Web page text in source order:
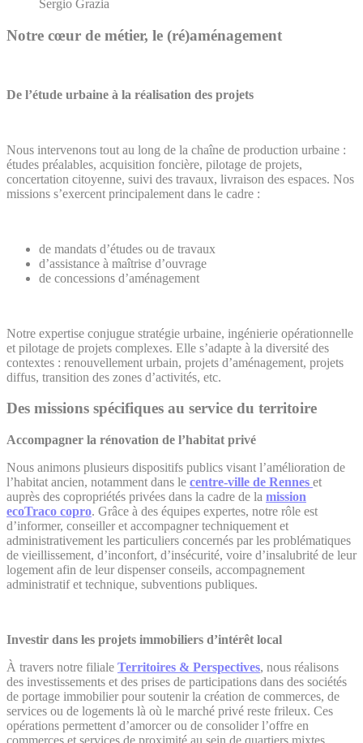
Sergio Grazia
Notre cœur de métier, le (ré)aménagement
De l’étude urbaine à la réalisation des projets
Nous intervenons tout au long de la chaîne de production urbaine :
études préalables, acquisition foncière, pilotage de projets,
concertation citoyenne, suivi des travaux, livraison des espaces. Nos
missions s’exercent principalement dans le cadre :
de mandats d’études ou de travaux
d’assistance à maîtrise d’ouvrage
de concessions d’aménagement
Notre expertise conjugue stratégie urbaine, ingénierie opérationnelle
et pilotage de projets complexes. Elle s’adapte à la diversité des
contextes : renouvellement urbain, projets d’aménagement, projets
diffus, transition des zones d’activités, etc.
Des missions spécifiques au service du territoire
Accompagner la rénovation de l’habitat privé
Nous animons plusieurs dispositifs publics visant l’amélioration de
l’habitat ancien, notamment dans le centre-ville de Rennes et
auprès des copropriétés privées dans la cadre de la mission
ecoTraco copro. Grâce à des équipes expertes, notre rôle est
d’informer, conseiller et accompagner techniquement et
administrativement les particuliers concernés par les problématiques
de vieillissement, d’inconfort, d’insécurité, voire d’insalubrité de leur
logement afin de leur dispenser conseils, accompagnement
administratif et technique, subventions publiques.
Investir dans les projets immobiliers d’intérêt local
À travers notre filiale Territoires & Perspectives, nous réalisons
des investissements et des prises de participations dans des sociétés
de portage immobilier pour soutenir la création de commerces, de
services ou de logements là où le marché privé reste frileux. Ces
opérations permettent d’amorcer ou de consolider l’offre en
commerces et services de proximité au sein de quartiers mixtes.